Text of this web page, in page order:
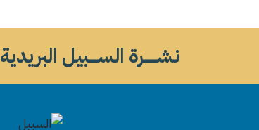
نشــــــرة الســــبيل البريدية